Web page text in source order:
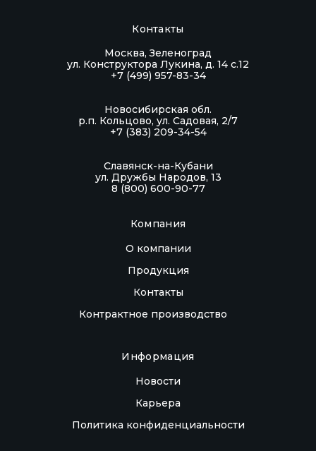
Компания
О компании
Продукция
Контакты
Контрактное производство
Информация
Новости
Карьера
Политика конфиденциальности
Контакты
Москва, Зеленоград
ул. Конструктора Лукина, д. 14 с.12
+7 (499) 957-83-34
Новосибирская обл.
р.п. Кольцово, ул. Садовая, 2/7
+7 (383) 209-34-54
Славянск-на-Кубани
ул. Дружбы Народов, 13
8 (800) 600-90-77